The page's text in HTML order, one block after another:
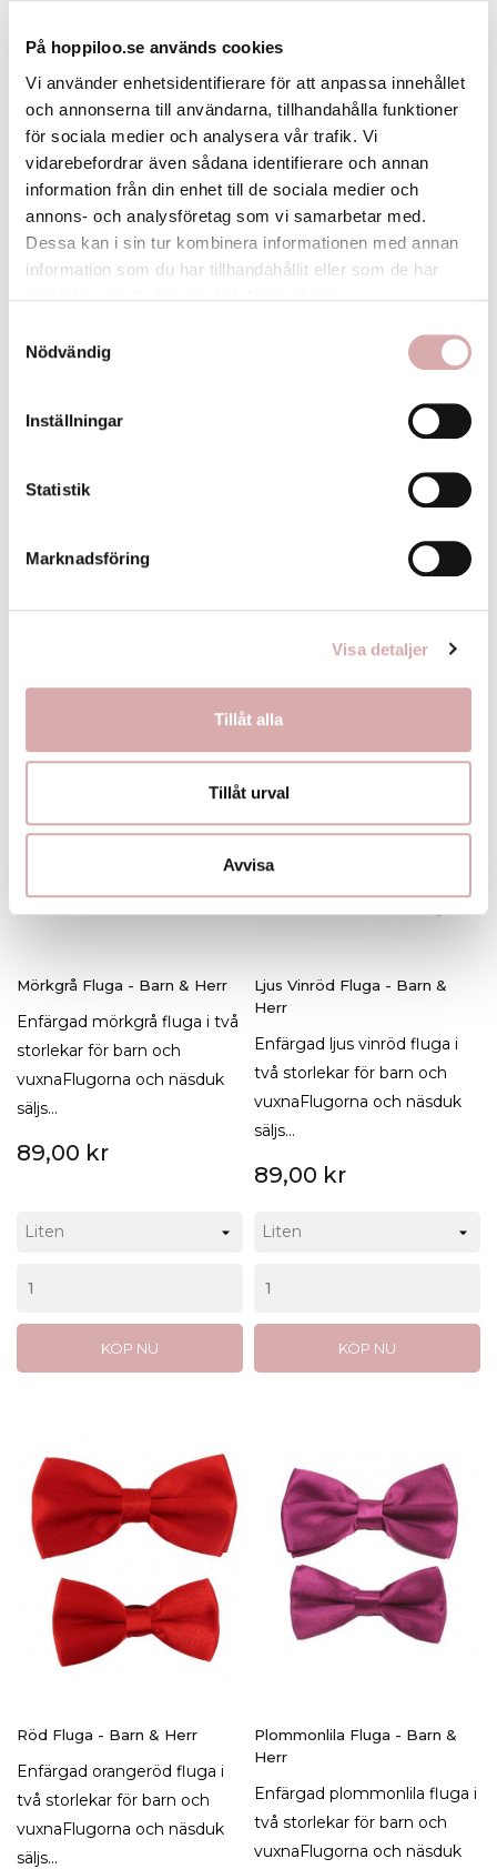
På hoppiloo.se används cookies
Vi använder enhetsidentifierare för att anpassa innehållet
och annonserna till användarna, tillhandahålla funktioner
för sociala medier och analysera vår trafik. Vi
vidarebefordrar även sådana identifierare och annan
information från din enhet till de sociala medier och
annons- och analysföretag som vi samarbetar med.
Dessa kan i sin tur kombinera informationen med annan
information som du har tillhandahållit eller som de har
Nödvändig
Inställningar
Statistik
Marknadsföring
Visa detaljer
Tillåt alla
Tillåt urval
Avvisa
vuxnaFlugorna och näsduk
89,00 kr
Svart Fluga - Barn & Herr
vuxnaFlugorna och näsduk
Mörkgrå Fluga - Barn & Herr
Enfärgad mörkgrå fluga i två
storlekar för barn och
vuxnaFlugorna och näsduk
säljs...
89,00 kr
KÖP NU
Ljus Vinröd Fluga - Barn &
Herr
Enfärgad ljus vinröd fluga i
två storlekar för barn och
vuxnaFlugorna och näsduk
säljs...
89,00 kr
KÖP NU
Röd Fluga - Barn & Herr
Enfärgad orangeröd fluga i
två storlekar för barn och
vuxnaFlugorna och näsduk
säljs...
Plommonlila Fluga - Barn &
Herr
Enfärgad plommonlila fluga i
två storlekar för barn och
vuxnaFlugorna och näsduk